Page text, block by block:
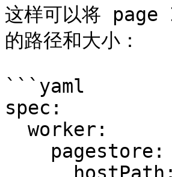
这样可以将 page
的路径和大小：
```yaml
spec: